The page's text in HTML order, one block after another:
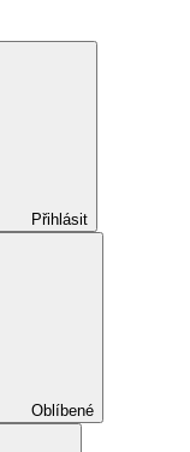
Přihlásit
Oblíbené